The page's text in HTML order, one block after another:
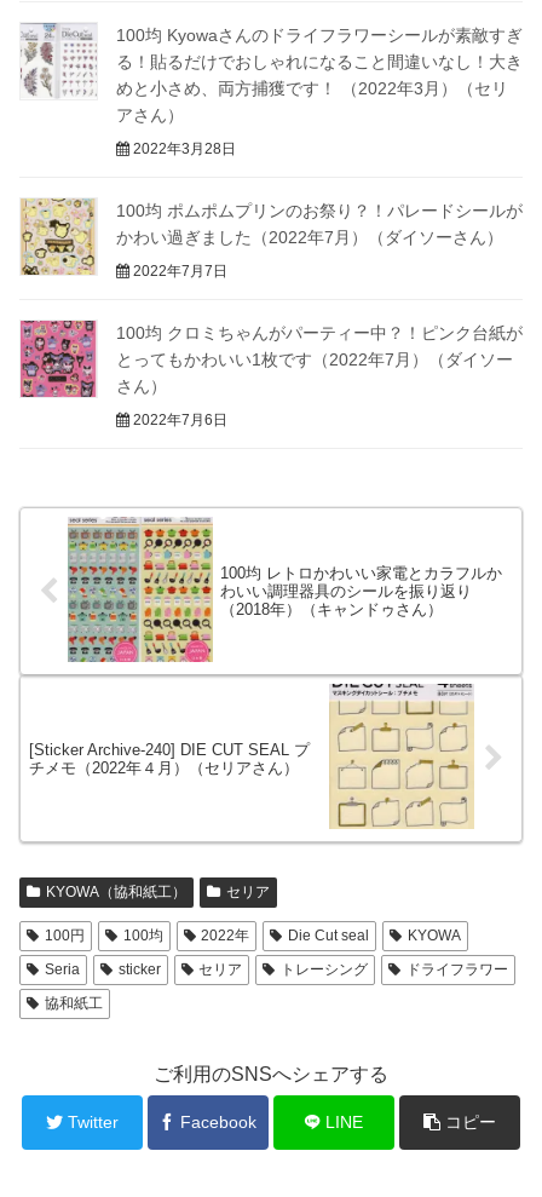
100均 Kyowaさんのドライフラワーシールが素敵すぎ
る！貼るだけでおしゃれになること間違いなし！大き
めと小さめ、両方捕獲です！ （2022年3月）（セリ
アさん）
2022年3月28日
100均 ポムポムプリンのお祭り？！パレードシールが
かわい過ぎました（2022年7月）（ダイソーさん）
2022年7月7日
100均 クロミちゃんがパーティー中？！ピンク台紙が
とってもかわいい1枚です（2022年7月）（ダイソー
さん）
2022年7月6日
100均 レトロかわいい家電とカラフルか
わいい調理器具のシールを振り返り
（2018年）（キャンドゥさん）
[Sticker Archive-240] DIE CUT SEAL プ
チメモ（2022年４月）（セリアさん）
KYOWA（協和紙工） セリア
100円 100均 2022年 Die Cut seal
KYOWA
Seria
sticker セリア トレーシング
ドライフラワー
協和紙工
ご利用のSNSへシェアする
Twitter Facebook LINE コピー